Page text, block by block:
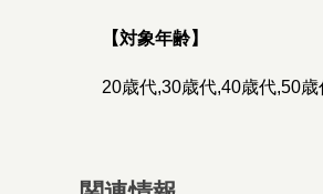
【対象年齢】
20歳代,30歳代,40歳代,50